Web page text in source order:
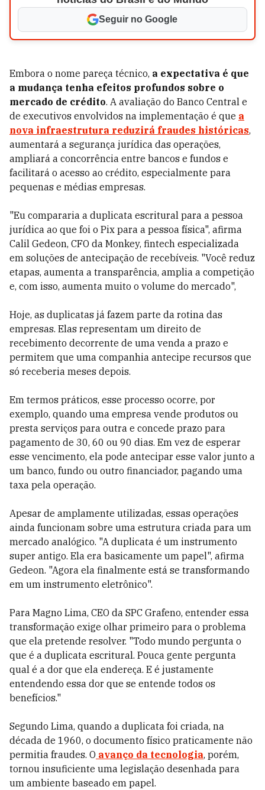
Seguir no Google
Embora o nome pareça técnico, a expectativa é que
a mudança tenha efeitos profundos sobre o
mercado de crédito. A avaliação do Banco Central e
de executivos envolvidos na implementação é que a
nova infraestrutura reduzirá fraudes históricas,
aumentará a segurança jurídica das operações,
ampliará a concorrência entre bancos e fundos e
facilitará o acesso ao crédito, especialmente para
pequenas e médias empresas.
"Eu compararia a duplicata escritural para a pessoa
jurídica ao que foi o Pix para a pessoa física", afirma
Calil Gedeon, CFO da Monkey, fintech especializada
em soluções de antecipação de recebíveis. "Você reduz
etapas, aumenta a transparência, amplia a competição
e, com isso, aumenta muito o volume do mercado",
Hoje, as duplicatas já fazem parte da rotina das
empresas. Elas representam um direito de
recebimento decorrente de uma venda a prazo e
permitem que uma companhia antecipe recursos que
só receberia meses depois.
Em termos práticos, esse processo ocorre, por
exemplo, quando uma empresa vende produtos ou
presta serviços para outra e concede prazo para
pagamento de 30, 60 ou 90 dias. Em vez de esperar
esse vencimento, ela pode antecipar esse valor junto a
um banco, fundo ou outro financiador, pagando uma
taxa pela operação.
Apesar de amplamente utilizadas, essas operações
ainda funcionam sobre uma estrutura criada para um
mercado analógico. "A duplicata é um instrumento
super antigo. Ela era basicamente um papel", afirma
Gedeon. "Agora ela finalmente está se transformando
em um instrumento eletrônico".
Para Magno Lima, CEO da SPC Grafeno, entender essa
transformação exige olhar primeiro para o problema
que ela pretende resolver. "Todo mundo pergunta o
que é a duplicata escritural. Pouca gente pergunta
qual é a dor que ela endereça. E é justamente
entendendo essa dor que se entende todos os
benefícios."
Segundo Lima, quando a duplicata foi criada, na
década de 1960, o documento físico praticamente não
permitia fraudes. O avanço da tecnologia, porém,
tornou insuficiente uma legislação desenhada para
um ambiente baseado em papel.